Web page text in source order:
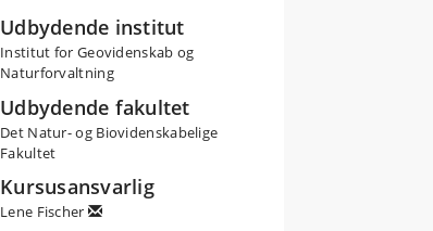
Udbydende institut
Institut for Geovidenskab og
Naturforvaltning
Udbydende fakultet
Det Natur- og Biovidenskabelige
Fakultet
Kursusansvarlig
Lene Fischer